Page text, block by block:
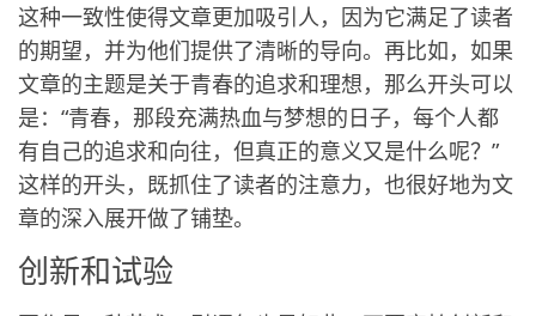
这种一致性使得文章更加吸引人，因为它满足了读者
的期望，并为他们提供了清晰的导向。再比如，如果
文章的主题是关于青春的追求和理想，那么开头可以
是：“青春，那段充满热血与梦想的日子，每个人都
有自己的追求和向往，但真正的意义又是什么呢？”
这样的开头，既抓住了读者的注意力，也很好地为文
章的深入展开做了铺垫。
创新和试验